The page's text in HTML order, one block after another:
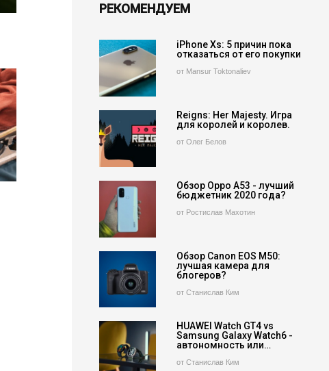
РЕКОМЕНДУЕМ
iPhone Xs: 5 причин пока
отказаться от его покупки
от Mansur Toktonaliev
Reigns: Her Majesty. Игра
для королей и королев.
от Олег Белов
Обзор Oppo A53 - лучший
бюджетник 2020 года?
от Ростислав Махотин
Обзор Canon EOS M50:
лучшая камера для
блогеров?
от Станислав Ким
HUAWEI Watch GT4 vs
Samsung Galaxy Watch6 -
автономность или…
от Станислав Ким